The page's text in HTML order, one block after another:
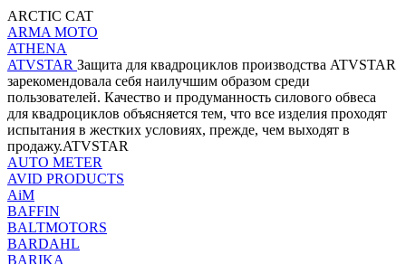
ARCTIC CAT
ARMA MOTO
ATHENA
ATVSTAR Защита для квадроциклов производства ATVSTAR
зарекомендовала себя наилучшим образом среди
пользователей. Качество и продуманность силового обвеса
для квадроциклов объясняется тем, что все изделия проходят
испытания в жестких условиях, прежде, чем выходят в
продажу.ATVSTAR
AUTO METER
AVID PRODUCTS
AiM
BAFFIN
BALTMOTORS
BARDAHL
BARIKA